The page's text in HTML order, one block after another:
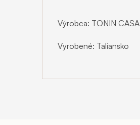
Výrobca: TONIN CASA
Vyrobené: Taliansko